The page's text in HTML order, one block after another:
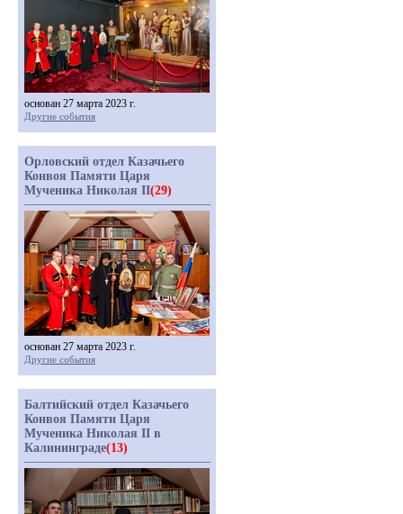
основан 27 марта 2023 г.
Другие события
Орловский отдел Казачьего
Конвоя Памяти Царя
Мученика Николая II(29)
основан 27 марта 2023 г.
Другие события
Балтийский отдел Казачьего
Конвоя Памяти Царя
Мученика Николая II в
Калининграде(13)